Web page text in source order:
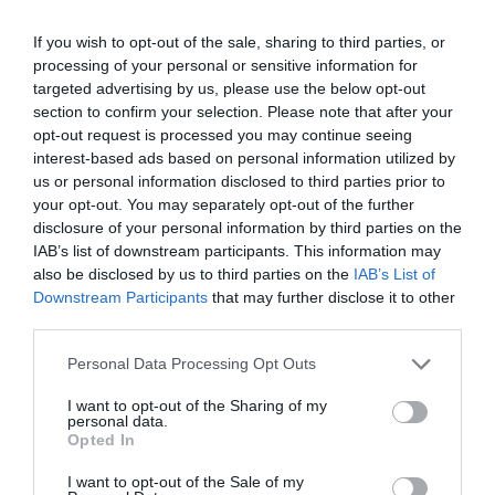
If you wish to opt-out of the sale, sharing to third parties, or
processing of your personal or sensitive information for
targeted advertising by us, please use the below opt-out
section to confirm your selection. Please note that after your
opt-out request is processed you may continue seeing
interest-based ads based on personal information utilized by
us or personal information disclosed to third parties prior to
your opt-out. You may separately opt-out of the further
disclosure of your personal information by third parties on the
IAB’s list of downstream participants. This information may
also be disclosed by us to third parties on the IAB’s List of
Downstream Participants that may further disclose it to other
Personal Data Processing Opt Outs
I want to opt-out of the Sharing of my
personal data.
Opted In
I want to opt-out of the Sale of my
Alberto Núñez Feijóo, president del PP, durant un acte
del partit | Europa Press
Un moviment d'aquestes característiques en una
capitalització d'uns 22.500 milions d'euros, no ha
deixat indiferent ningú. La primera reacció de
l'oposició va ser de
, secretària